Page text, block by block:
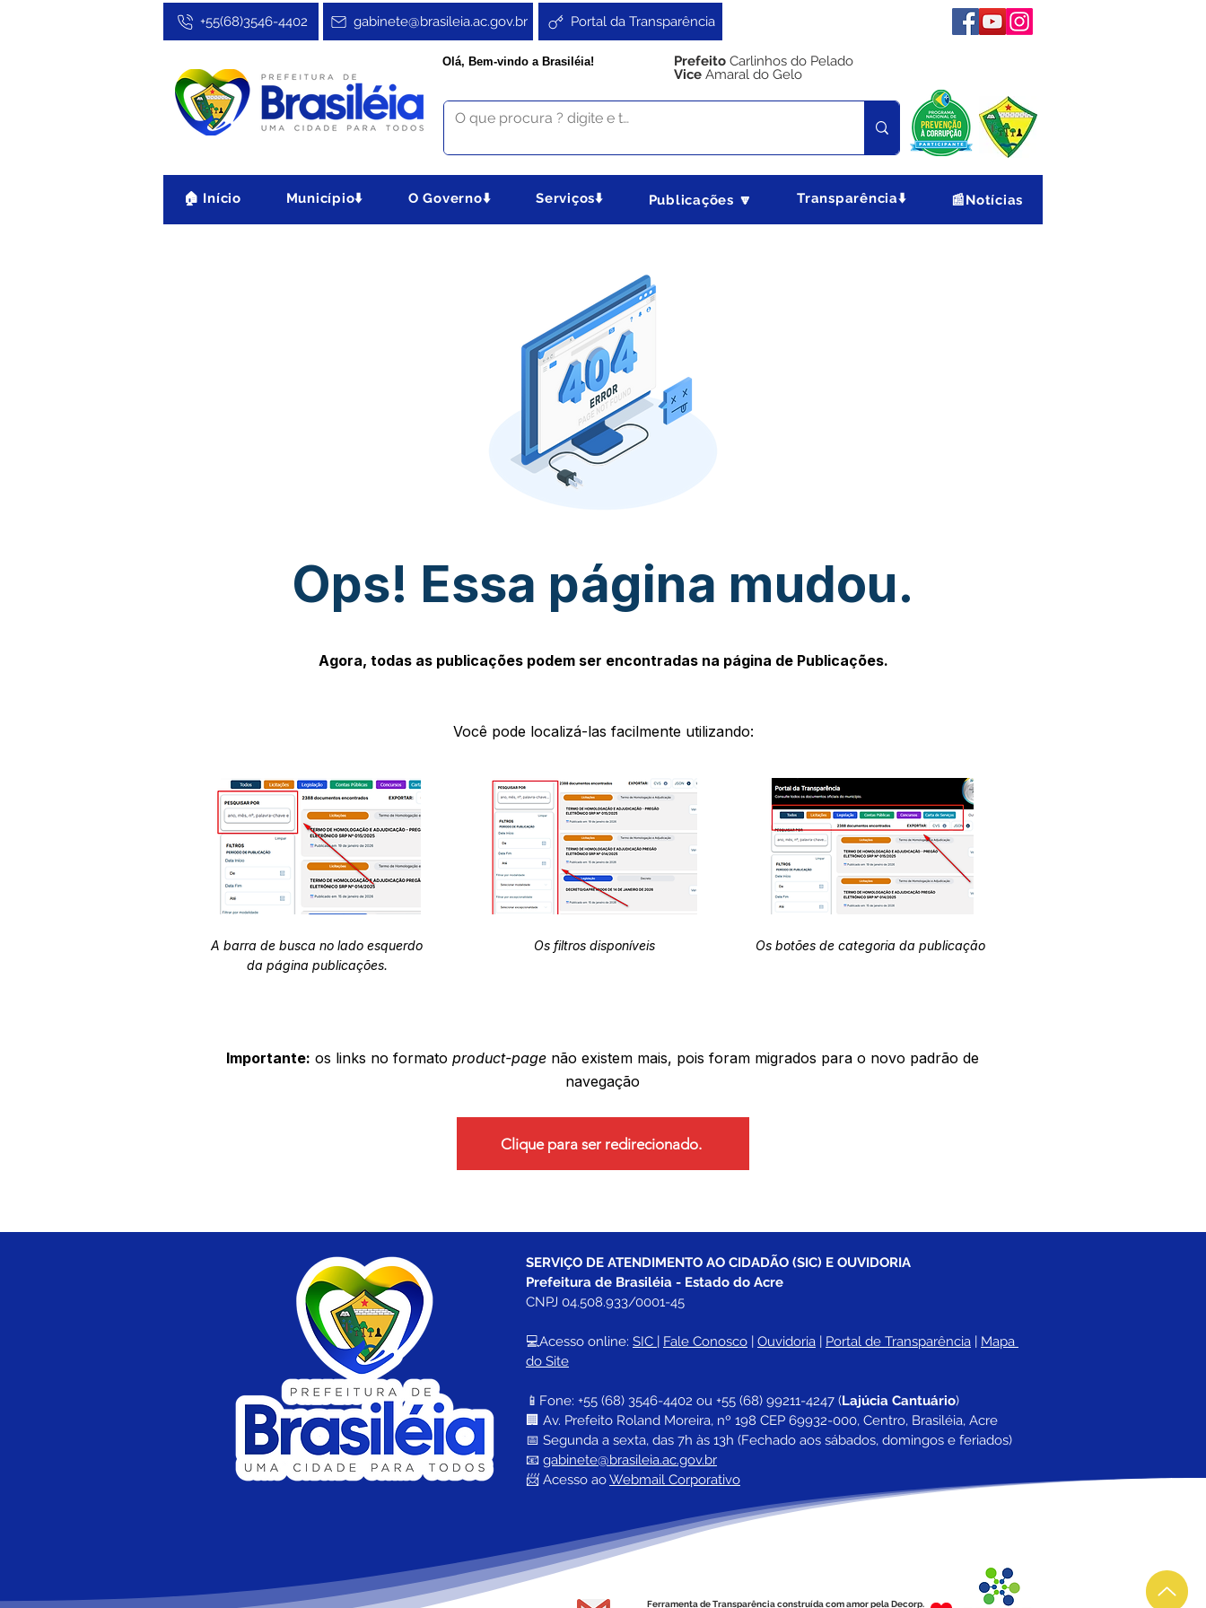
Portal da Transparência
gabinete@brasileia.ac.gov.br
+55(68)3546-4402
Olá, Bem-vindo a Brasiléia! Prefeito Carlinhos do Pelado
Vice Amaral do Gelo
🏠 Início Município⬇️ O Governo⬇️ Serviços⬇️ Publicações 🔽 Transparência⬇️ 📰Notícias
Ops! Essa página mudou.
Agora, todas as publicações podem ser encontradas na página de Publicações.
Você pode localizá-las facilmente utilizando:
A barra de busca no lado esquerdo
da página publicações.
Os filtros disponíveis Os botões de categoria da publicação
Importante: os links no formato product-page não existem mais, pois foram migrados para o novo padrão de
navegação
Clique para ser redirecionado.
SERVIÇO DE ATENDIMENTO AO CIDADÃO (SIC) E OUVIDORIA
Prefeitura de Brasiléia - Estado do Acre
CNPJ 04.508.933/0001-45
💻Acesso online: SIC | Fale Conosco | Ouvidoria | Portal de Transparência | Mapa
do Site
📱Fone: +55 (68) 3546-4402 ou +55 (68) 99211-4247 (Lajúcia Cantuário)
🏢 Av. Prefeito Roland Moreira, nº 198 CEP 69932-000, Centro, Brasiléia, Acre
📅 Segunda a sexta, das 7h às 13h (Fechado aos sábados, domingos e feriados)
📧 gabinete@brasileia.ac.gov.br
📨 Acesso ao Webmail Corporativo
Ferramenta de Transparência construída com amor pela Decorp.